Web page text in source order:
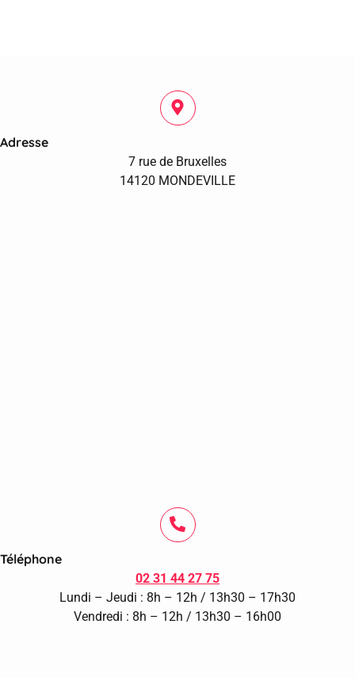
Adresse
7 rue de Bruxelles
14120 MONDEVILLE
Téléphone
02 31 44 27 75
Lundi – Jeudi : 8h – 12h / 13h30 – 17h30
Vendredi : 8h – 12h / 13h30 – 16h00